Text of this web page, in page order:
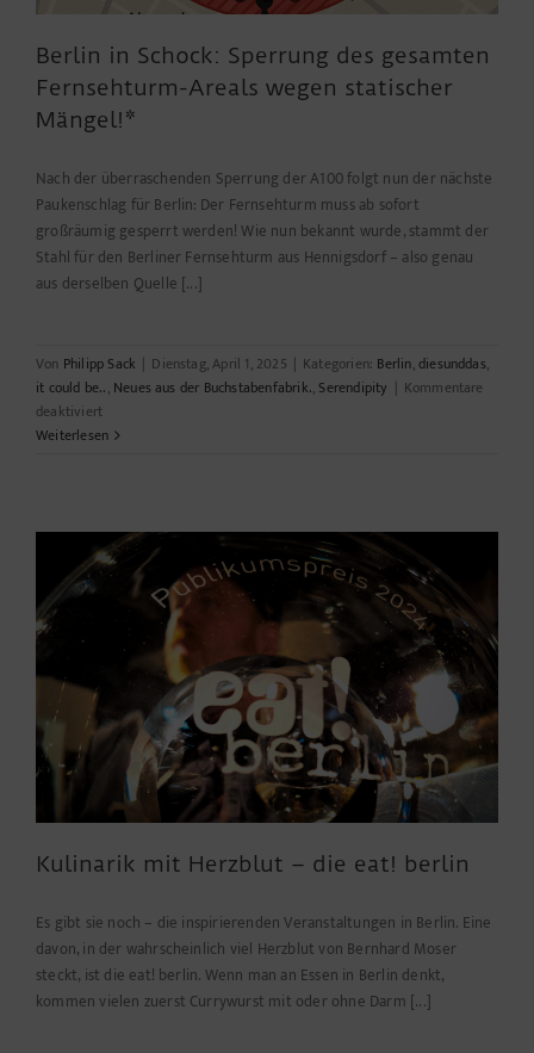
Berlin in Schock: Sperrung des gesamten
Fernsehturm-Areals wegen statischer
Mängel!*
Nach der überraschenden Sperrung der A100 folgt nun der nächste
Paukenschlag für Berlin: Der Fernsehturm muss ab sofort
großräumig gesperrt werden! Wie nun bekannt wurde, stammt der
Stahl für den Berliner Fernsehturm aus Hennigsdorf – also genau
aus derselben Quelle [...]
Von Philipp Sack | Dienstag, April 1, 2025 | Kategorien: Berlin,diesunddas,
it could be.., Neues aus der Buchstabenfabrik.,Serendipity | Kommentare
deaktiviertfür
Berlin
des
gesamten
Fernsehturm-
Areals
statischer
Weiterlesen
Kulinarik mit Herzblut – die eat! berlin
Es gibt sie noch – die inspirierenden Veranstaltungen in Berlin. Eine
davon, in der wahrscheinlich viel Herzblut von Bernhard Moser
steckt, ist die eat! berlin. Wenn man an Essen in Berlin denkt,
kommen vielen zuerst Currywurst mit oder ohne Darm [...]